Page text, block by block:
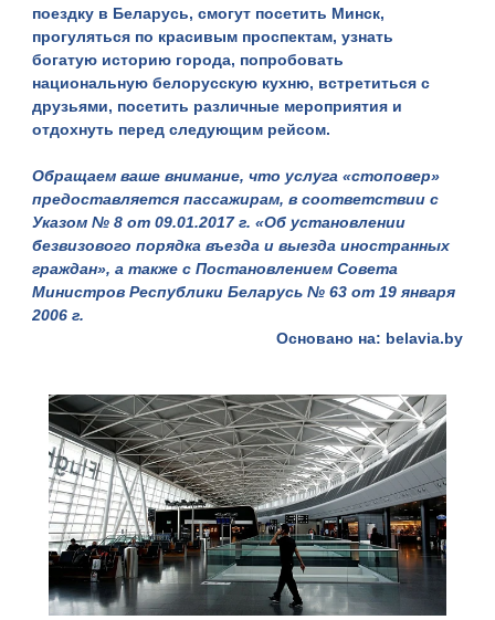
поездку в Беларусь, смогут посетить Минск,
прогуляться по красивым проспектам, узнать
богатую историю города, попробовать
национальную белорусскую кухню, встретиться с
друзьями, посетить различные мероприятия и
отдохнуть перед следующим рейсом.
Обращаем ваше внимание, что услуга «стоповер»
предоставляется пассажирам, в соответствии с
Указом № 8 от 09.01.2017 г. «Об установлении
безвизового порядка въезда и выезда иностранных
граждан», а также с Постановлением Совета
Министров Республики Беларусь № 63 от 19 января
2006 г.
Основано на: belavia.by